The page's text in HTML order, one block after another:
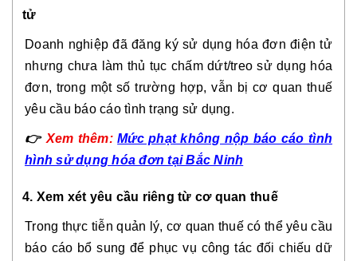
tử
Doanh nghiệp đã đăng ký sử dụng hóa đơn điện tử
nhưng chưa làm thủ tục chấm dứt/treo sử dụng hóa
đơn, trong một số trường hợp, vẫn bị cơ quan thuế
yêu cầu báo cáo tình trạng sử dụng.
👉 Xem thêm:Mức phạt không nộp báo cáo tình
hình sử dụng hóa đơn tại Bắc Ninh
4. Xem xét yêu cầu riêng từ cơ quan thuế
Trong thực tiễn quản lý, cơ quan thuế có thể yêu cầu
báo cáo bổ sung để phục vụ công tác đối chiếu dữ